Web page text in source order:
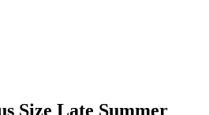
Size Late Summer